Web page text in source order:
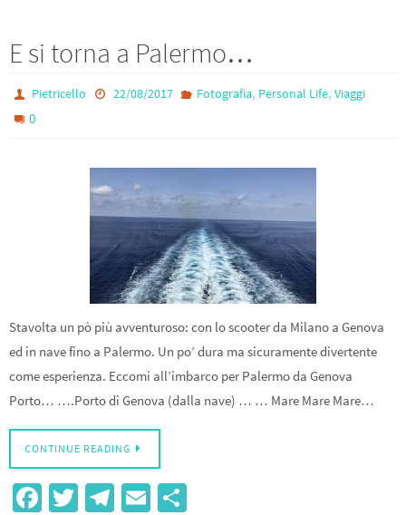
b
o
o
er
gr
a
m
ail
e
E si torna a Palermo…
Pietricello 22/08/2017 Fotografia, Personal Life, Viaggi
0
Stavolta un pò più avventuroso: con lo scooter da Milano a Genova
ed in nave fino a Palermo. Un po’ dura ma sicuramente divertente
come esperienza. Eccomi all’imbarco per Palermo da Genova
Porto… ….Porto di Genova (dalla nave) … … Mare Mare Mare…
CONTINUE READING
Fa T
Te E